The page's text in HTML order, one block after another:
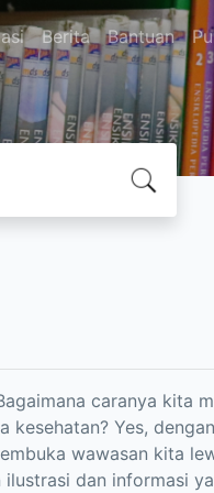
Berita Bantuan
caranya kita
kesehatan? Yes,
wawasan kita
dan informasi